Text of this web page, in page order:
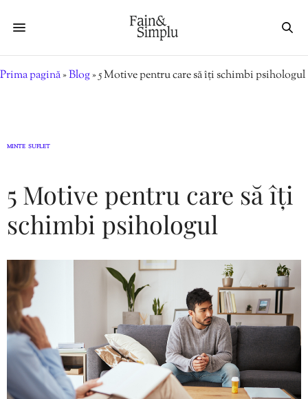
Prima pagină»Blog»5 Motive pentru care să îți schimbi psihologul
MINTE SUFLET
5 Motive pentru care să îți
schimbi psihologul